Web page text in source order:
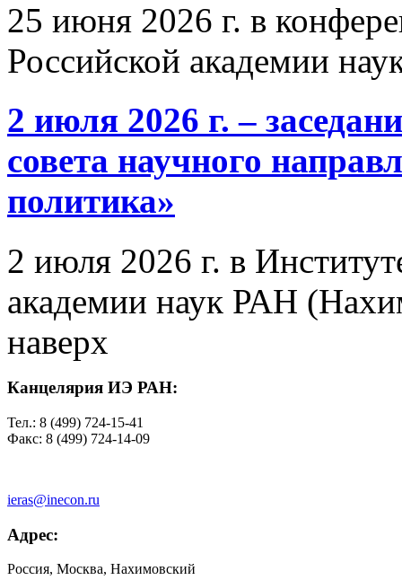
25 июня 2026 г. в
Российской академии
2 июля 2026 г. –
совета научного
политика»
2 июля 2026 г. в
академии наук РАН
наверх
Канцелярия ИЭ РАН:
Тел.: 8 (499) 724-15-41
Факс: 8 (499) 724-14-09
ieras@inecon.ru
Адрес:
Россия, Москва, Нахимовский